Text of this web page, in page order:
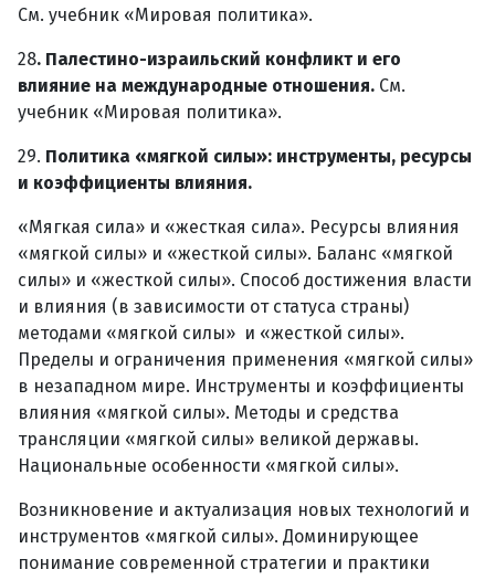
См. учебник «Мировая политика».
28. Палестино-израильский конфликт и его
влияние на международные отношения. См.
учебник «Мировая политика».
29. Политика «мягкой силы»: инструменты, ресурсы
и коэффициенты влияния.
«Мягкая сила» и «жесткая сила». Ресурсы влияния
«мягкой силы» и «жесткой силы». Баланс «мягкой
силы» и «жесткой силы». Способ достижения власти
и влияния (в зависимости от статуса страны)
методами «мягкой силы» и «жесткой силы».
Пределы и ограничения применения «мягкой силы»
в незападном мире. Инструменты и коэффициенты
влияния «мягкой силы». Методы и средства
трансляции «мягкой силы» великой державы.
Национальные особенности «мягкой силы».
Возникновение и актуализация новых технологий и
инструментов «мягкой силы». Доминирующее
понимание современной стратегии и практики